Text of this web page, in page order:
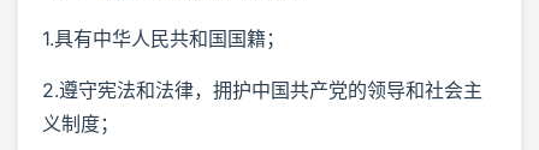
1.具有中华人民共和国国籍；
2.遵守宪法和法律，拥护中国共产党的领导和社会主
义制度；